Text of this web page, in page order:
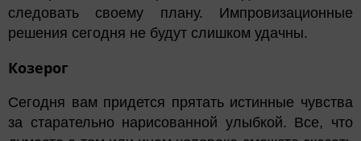
следовать своему плану. Импровизационные
решения сегодня не будут слишком удачны.
Козерог
Сегодня вам придется прятать истинные чувства
за старательно нарисованной улыбкой. Все, что